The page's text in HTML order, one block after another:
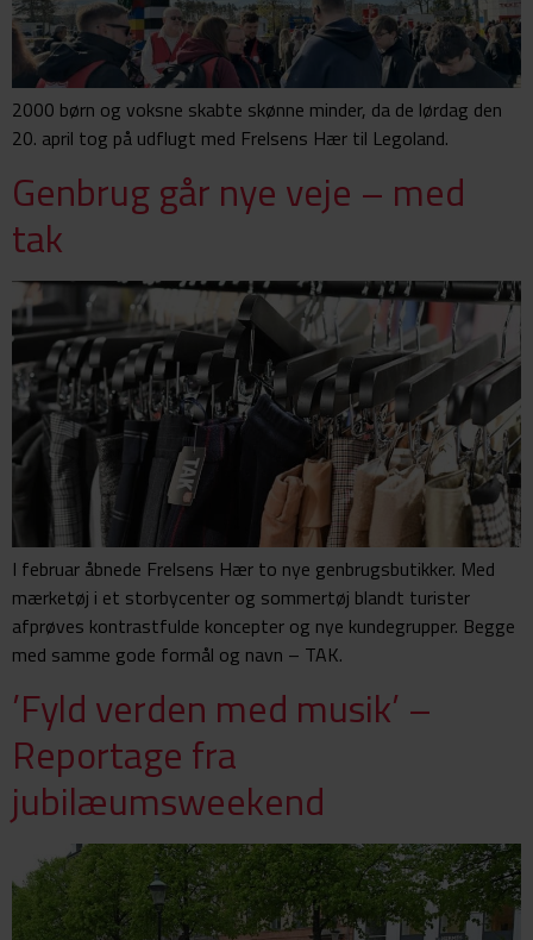
2000 børn og voksne skabte skønne minder, da de lørdag den
20. april tog på udflugt med Frelsens Hær til Legoland.
Genbrug går nye veje – med
tak
I februar åbnede Frelsens Hær to nye genbrugsbutikker. Med
mærketøj i et storbycenter og sommertøj blandt turister
afprøves kontrastfulde koncepter og nye kundegrupper. Begge
med samme gode formål og navn – TAK.
’Fyld verden med musik’ –
Reportage fra
jubilæumsweekend